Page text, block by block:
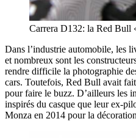
Carrera D132: la Red Bull
Dans l’industrie automobile, les
et nombreux sont les
rendre difficile la photographie
cars. Toutefois, Red Bull avait
pour faire le buzz. D’ailleurs les
inspirés du casque que leur ex-
Monza en 2014 pour la